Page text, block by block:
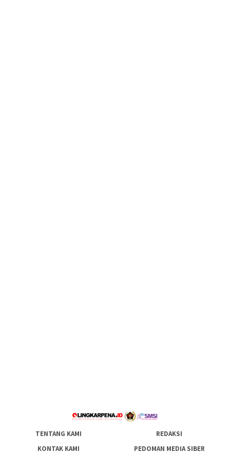
TENTANG KAMI
REDAKSI
KONTAK KAMI
PEDOMAN MEDIA SIBER